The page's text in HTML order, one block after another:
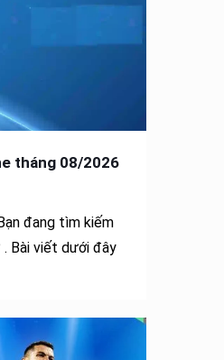
tháng 08/2026
đang tìm kiếm
Bài viết dưới đây